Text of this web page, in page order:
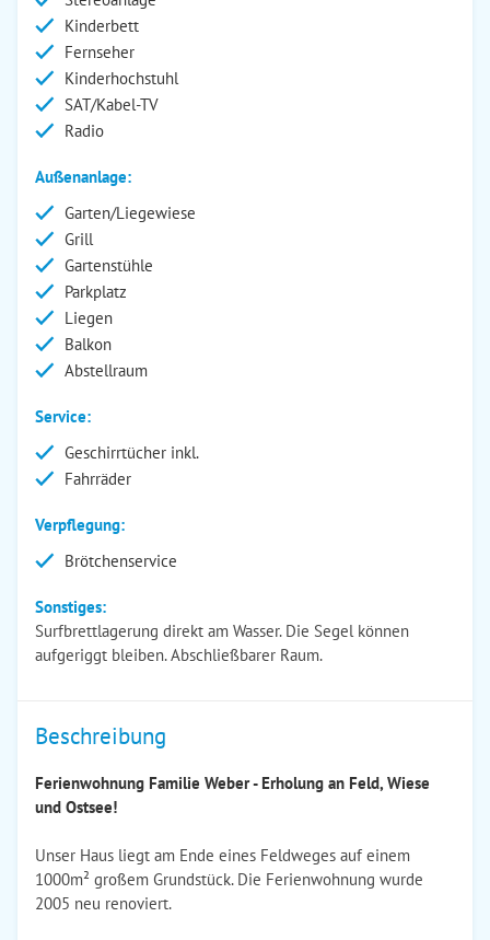
Kinderbett
Fernseher
Kinderhochstuhl
SAT/Kabel-TV
Radio
Außenanlage:
Garten/Liegewiese
Grill
Gartenstühle
Parkplatz
Liegen
Balkon
Abstellraum
Service:
Geschirrtücher inkl.
Fahrräder
Verpflegung:
Brötchenservice
Sonstiges:
Surfbrettlagerung direkt am Wasser. Die Segel können
aufgeriggt bleiben. Abschließbarer Raum.
Beschreibung
Ferienwohnung Familie Weber - Erholung an Feld, Wiese
und Ostsee!
Unser Haus liegt am Ende eines Feldweges auf einem
1000m² großem Grundstück. Die Ferienwohnung wurde
2005 neu renoviert.